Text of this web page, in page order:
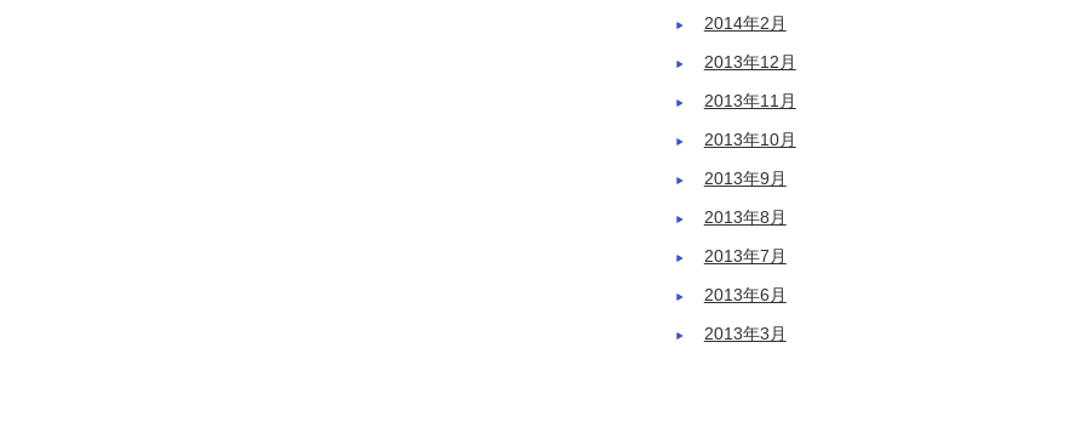
2014年2月
2013年12月
2013年11月
2013年10月
2013年9月
2013年8月
2013年7月
2013年6月
2013年3月